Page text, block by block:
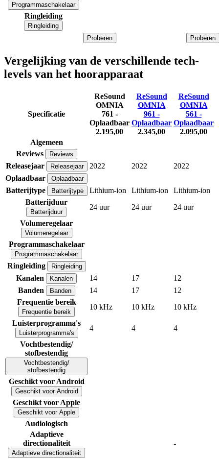
Programmaschakelaar
Ringleiding
Ringleiding
Proberen
Proberen
Vergelijking van de verschillende tech-
levels van het hoorapparaat
Specificatie
ReSound
OMNIA
761 -
Oplaadbaar
2.195,00
ReSound
OMNIA
961 -
Oplaadbaar
2.345,00
ReSound
OMNIA
561 -
Oplaadbaar
2.095,00
Algemeen
Reviews
Reviews
Releasejaar Releasejaar 2022 2022
2022
Oplaadbaar
Oplaadbaar
Batterijtype Batterijtype Lithium-ion Lithium-ion
Lithium-ion
Batterijduur
Batterijduur
24 uur 24 uur
24 uur
Volumeregelaar
Volumeregelaar
Programmaschakelaar
Programmaschakelaar
Ringleiding Ringleiding
Kanalen Kanalen 14 17
12
Banden
Banden 14 17
12
Frequentie bereik
Frequentie bereik
10 kHz 10 kHz
10 kHz
Luisterprogramma's
Luisterprogramma's
4 4
4
Vochtbestendig/
stofbestendig
Vochtbestendig/
stofbestendig
Geschikt voor Android
Geschikt voor Android
Geschikt voor Apple
Geschikt voor Apple
Audiologisch
Adaptieve
directionaliteit
Adaptieve directionaliteit
-